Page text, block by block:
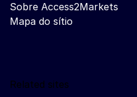
Sobre Access2Markets
Mapa do sítio
Related sites